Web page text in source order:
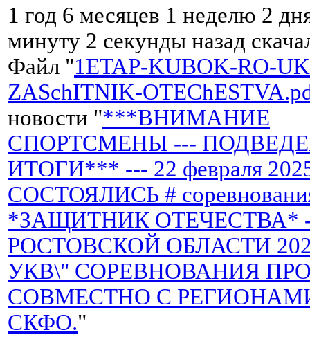
1 год 6 месяцев 1 неделю 2
минуту 2 секунды назад
Файл "1ETAP-KUBOK-RO-
ZASchITNIK-
новости "***ВНИМАНИЕ
СПОРТСМЕНЫ ---
ИТОГИ*** --- 22 февраля
СОСТОЯЛИСЬ #
*ЗАЩИТНИК ОТЕЧЕСТВА*
РОСТОВСКОЙ ОБЛАСТИ 2025
УКВ\" СОРЕВНОВАНИЯ
СОВМЕСТНО С
СКФО."